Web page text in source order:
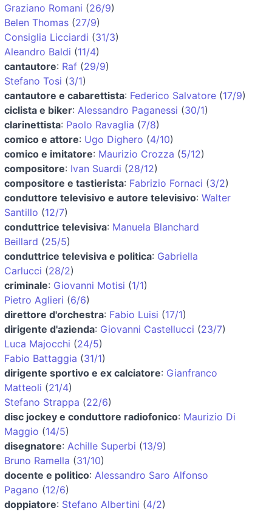
Graziano Romani (26/9)
Belen Thomas (27/9)
Consiglia Licciardi (31/3)
Aleandro Baldi (11/4)
cantautore: Raf (29/9)
Stefano Tosi (3/1)
cantautore e cabarettista: Federico Salvatore (17/9)
ciclista e biker: Alessandro Paganessi (30/1)
clarinettista: Paolo Ravaglia (7/8)
comico e attore: Ugo Dighero (4/10)
comico e imitatore: Maurizio Crozza (5/12)
compositore: Ivan Suardi (28/12)
compositore e tastierista: Fabrizio Fornaci (3/2)
conduttore televisivo e autore televisivo: Walter
Santillo (12/7)
conduttrice televisiva: Manuela Blanchard
Beillard (25/5)
conduttrice televisiva e politica: Gabriella
Carlucci (28/2)
criminale: Giovanni Motisi (1/1)
Pietro Aglieri (6/6)
direttore d'orchestra: Fabio Luisi (17/1)
dirigente d'azienda: Giovanni Castellucci (23/7)
Luca Majocchi (24/5)
Fabio Battaggia (31/1)
dirigente sportivo e ex calciatore: Gianfranco
Matteoli (21/4)
Stefano Strappa (22/6)
disc jockey e conduttore radiofonico: Maurizio Di
Maggio (14/5)
disegnatore: Achille Superbi (13/9)
Bruno Ramella (31/10)
docente e politico: Alessandro Saro Alfonso
Pagano (12/6)
doppiatore: Stefano Albertini (4/2)